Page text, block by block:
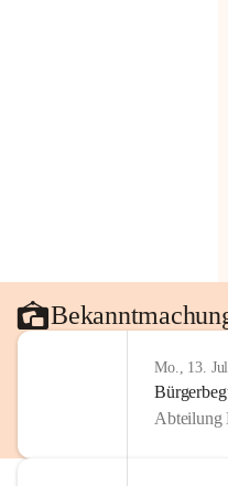
Mo., 13.
Abteilung